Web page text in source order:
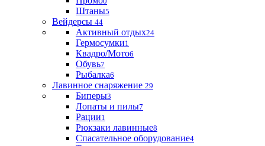
Штаны5
Вейдерсы 44
Активный отдых24
Гермосумки1
Квадро/Мото6
Обувь7
Рыбалка6
Лавинное снаряжение 29
Биперы3
Лопаты и пилы7
Рации1
Рюкзаки лавинные8
Спасательное оборудование4